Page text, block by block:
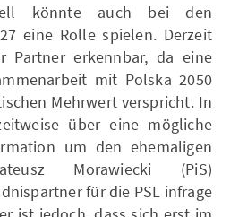
könnte auch bei den
eine Rolle spielen. Derzeit
Partner erkennbar, da eine
mit Polska 2050
Mehrwert verspricht. In
über eine mögliche
um den ehemaligen
Morawiecki (PiS)
für die PSL infrage